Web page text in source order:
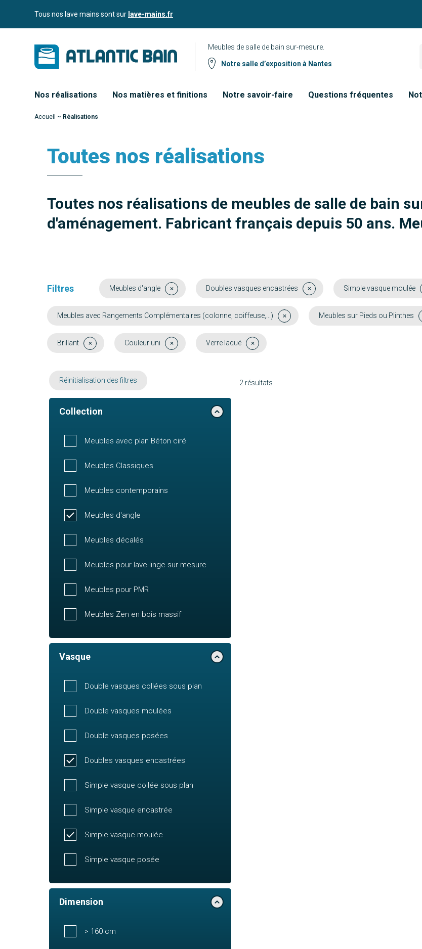
Aller auTous nos lave mains sont sur lave-mains.fr
Meubles de salle de bain sur-mesure.
Notre salle d’exposition à Nantes
Nos réalisations Nos matières et finitions Notre savoir-faire Questions fréquentes
Accueil ~ Réalisations
Toutes nos réalisations
Toutes nos réalisations de meubles de salle de bain
d'aménagement. Fabricant français depuis 50 ans.
Filtres Meubles d'angle Doubles vasques encastrées Simple vasque moulée
Meubles avec Rangements Complémentaires (colonne, coiffeuse,...) Meubles sur Pieds ou Plinthes
Brillant Couleur uni Verre laqué
Réinitialisation des filtres
Collection
Meubles avec plan Béton ciré
Meubles Classiques
Meubles contemporains
Meubles d'angle
Meubles décalés
Meubles pour lave-linge sur mesure
Meubles pour PMR
Meubles Zen en bois massif
Vasque
Double vasques collées sous plan
Double vasques moulées
Double vasques posées
Doubles vasques encastrées
Simple vasque collée sous plan
Simple vasque encastrée
Simple vasque moulée
Simple vasque posée
Dimension
> 160 cm
2 résultats